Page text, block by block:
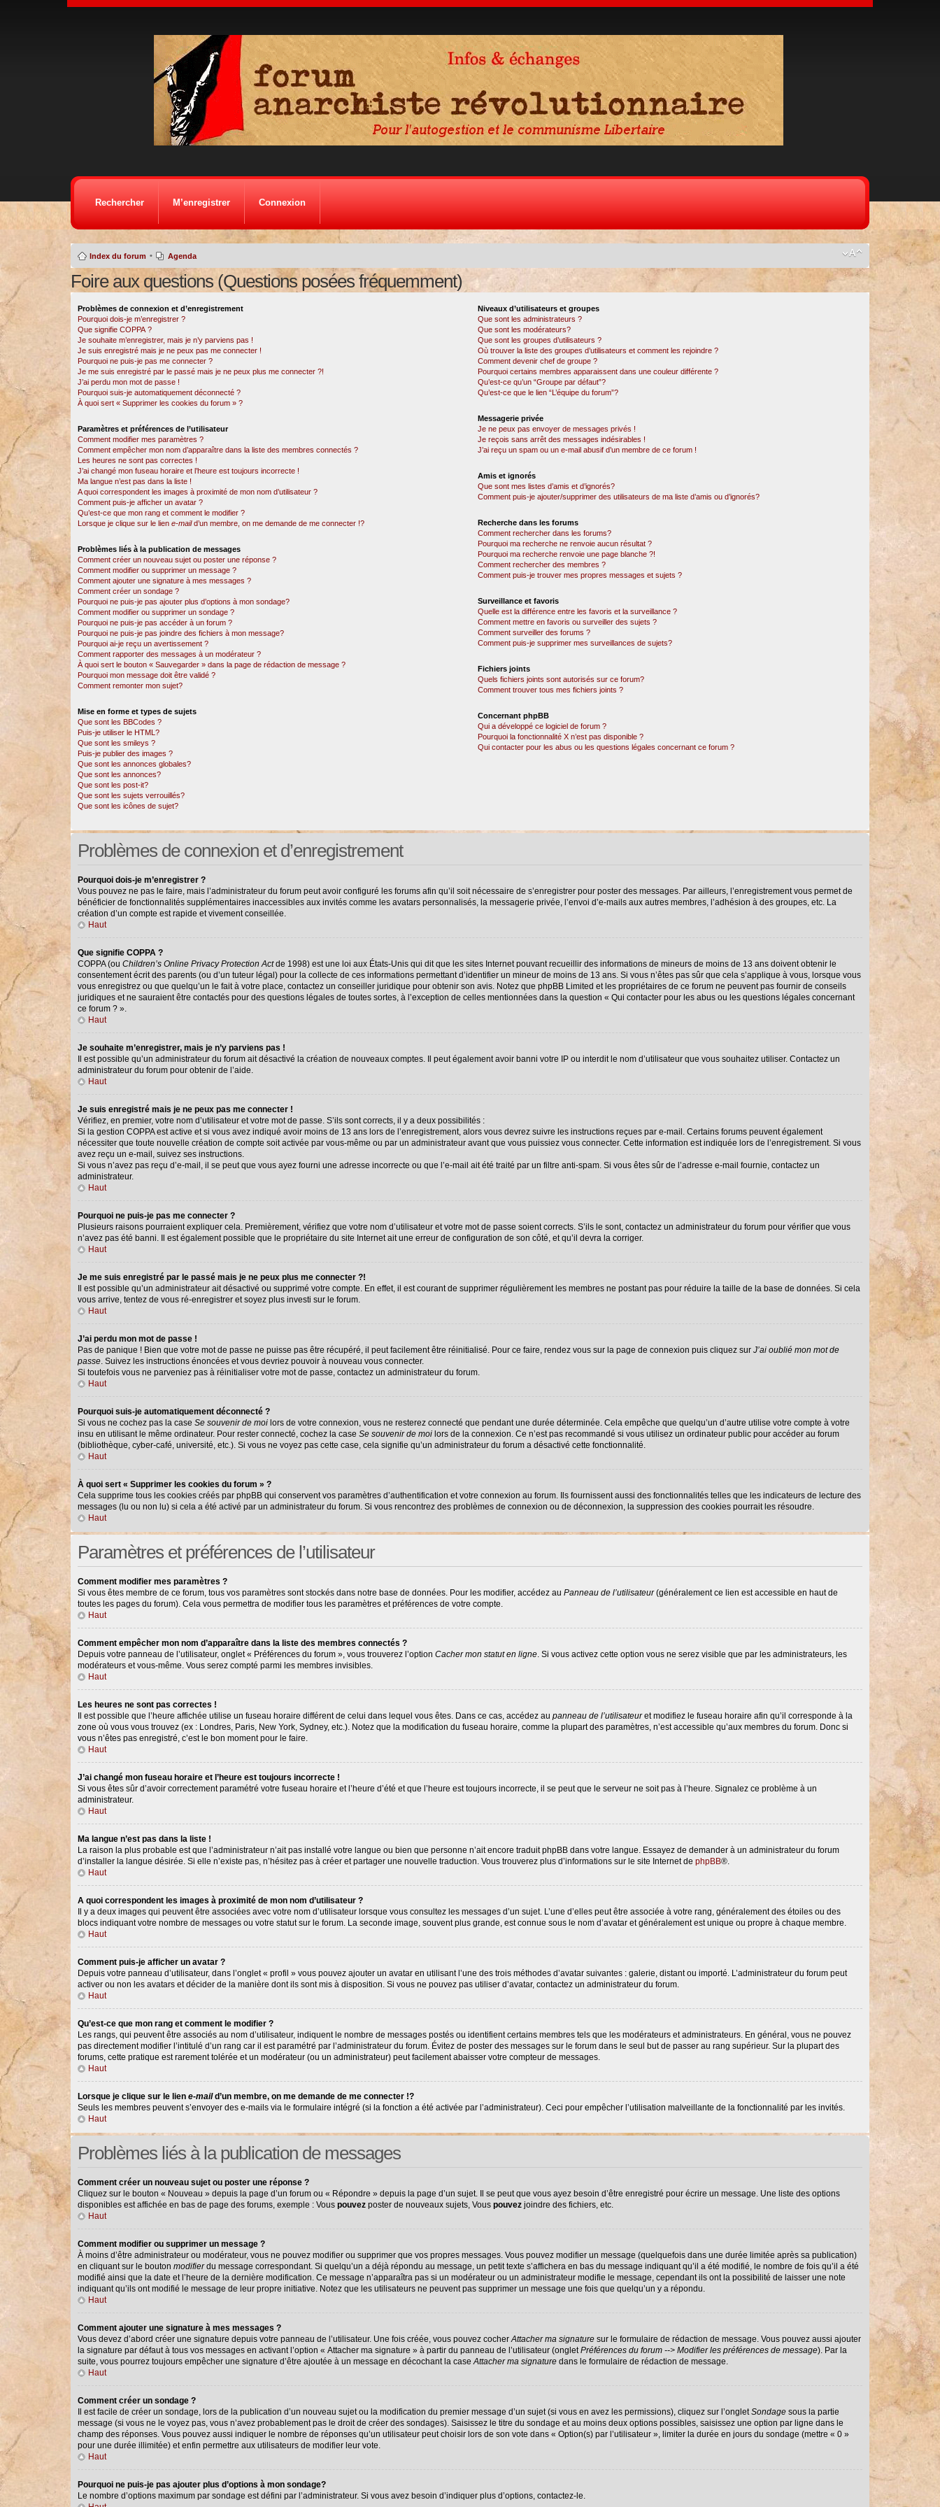
Rechercher M’enregistrer Connexion
Index du forum • Agenda
Foire aux questions (Questions posées fréquemment)
Problèmes de connexion et d’enregistrement
Pourquoi dois-je m’enregistrer ?
Que signifie COPPA ?
Je souhaite m’enregistrer, mais je n’y parviens pas !
Je suis enregistré mais je ne peux pas me connecter !
Pourquoi ne puis-je pas me connecter ?
Je me suis enregistré par le passé mais je ne peux plus me connecter ?!
J’ai perdu mon mot de passe !
Pourquoi suis-je automatiquement déconnecté ?
À quoi sert « Supprimer les cookies du forum » ?
Paramètres et préférences de l’utilisateur
Comment modifier mes paramètres ?
Comment empêcher mon nom d’apparaître dans la liste des membres connectés ?
Les heures ne sont pas correctes !
J’ai changé mon fuseau horaire et l’heure est toujours incorrecte !
Ma langue n’est pas dans la liste !
A quoi correspondent les images à proximité de mon nom d’utilisateur ?
Comment puis-je afficher un avatar ?
Qu’est-ce que mon rang et comment le modifier ?
Lorsque je clique sur le lien e-maild’un membre, on me demande de me connecter !?
Problèmes liés à la publication de messages
Comment créer un nouveau sujet ou poster une réponse ?
Comment modifier ou supprimer un message ?
Comment ajouter une signature à mes messages ?
Comment créer un sondage ?
Pourquoi ne puis-je pas ajouter plus d’options à mon sondage?
Comment modifier ou supprimer un sondage ?
Pourquoi ne puis-je pas accéder à un forum ?
Pourquoi ne puis-je pas joindre des fichiers à mon message?
Pourquoi ai-je reçu un avertissement ?
Comment rapporter des messages à un modérateur ?
À quoi sert le bouton « Sauvegarder » dans la page de rédaction de message ?
Pourquoi mon message doit être validé ?
Comment remonter mon sujet?
Mise en forme et types de sujets
Que sont les BBCodes ?
Puis-je utiliser le HTML?
Que sont les smileys ?
Puis-je publier des images ?
Que sont les annonces globales?
Que sont les annonces?
Que sont les post-it?
Que sont les sujets verrouillés?
Que sont les icônes de sujet?
Niveaux d’utilisateurs et groupes
Que sont les administrateurs ?
Que sont les modérateurs?
Que sont les groupes d’utilisateurs ?
Où trouver la liste des groupes d’utilisateurs et comment les rejoindre ?
Comment devenir chef de groupe ?
Pourquoi certains membres apparaissent dans une couleur différente ?
Qu’est-ce qu’un “Groupe par défaut”?
Qu’est-ce que le lien “L’équipe du forum”?
Messagerie privée
Je ne peux pas envoyer de messages privés !
Je reçois sans arrêt des messages indésirables !
J’ai reçu un spam ou un e-mail abusif d’un membre de ce forum !
Amis et ignorés
Que sont mes listes d’amis et d’ignorés?
Comment puis-je ajouter/supprimer des utilisateurs de ma liste d’amis ou d’ignorés?
Recherche dans les forums
Comment rechercher dans les forums?
Pourquoi ma recherche ne renvoie aucun résultat ?
Pourquoi ma recherche renvoie une page blanche ?!
Comment rechercher des membres ?
Comment puis-je trouver mes propres messages et sujets ?
Surveillance et favoris
Quelle est la différence entre les favoris et la surveillance ?
Comment mettre en favoris ou surveiller des sujets ?
Comment surveiller des forums ?
Comment puis-je supprimer mes surveillances de sujets?
Fichiers joints
Quels fichiers joints sont autorisés sur ce forum?
Comment trouver tous mes fichiers joints ?
Concernant phpBB
Qui a développé ce logiciel de forum ?
Pourquoi la fonctionnalité X n’est pas disponible ?
Qui contacter pour les abus ou les questions légales concernant ce forum ?
Problèmes de connexion et d’enregistrement
Pourquoi dois-je m’enregistrer ?
Vous pouvez ne pas le faire, mais l’administrateur du forum peut avoir configuré les forums afin qu’il soit nécessaire de s’enregistrer pour poster des messages. Par ailleurs, l’enregistrement vous permet de
bénéficier de fonctionnalités supplémentaires inaccessibles aux invités comme les avatars personnalisés, la messagerie privée, l’envoi d’e-mails aux autres membres, l’adhésion à des groupes, etc. La
création d’un compte est rapide et vivement conseillée.
Haut
Que signifie COPPA ?
COPPA (ou Children’s Online Privacy Protection Actde 1998) est une loi aux États-Unis qui dit que les sites Internet pouvant recueillir des informations de mineurs de moins de 13 ans doivent obtenir le
consentement écrit des parents (ou d’un tuteur légal) pour la collecte de ces informations permettant d’identifier un mineur de moins de 13 ans. Si vous n’êtes pas sûr que cela s’applique à vous, lorsque vous
vous enregistrez ou que quelqu’un le fait à votre place, contactez un conseiller juridique pour obtenir son avis. Notez que phpBB Limited et les propriétaires de ce forum ne peuvent pas fournir de conseils
juridiques et ne sauraient être contactés pour des questions légales de toutes sortes, à l’exception de celles mentionnées dans la question « Qui contacter pour les abus ou les questions légales concernant
ce forum ? ».
Haut
Je souhaite m’enregistrer, mais je n’y parviens pas !
Il est possible qu’un administrateur du forum ait désactivé la création de nouveaux comptes. Il peut également avoir banni votre IP ou interdit le nom d’utilisateur que vous souhaitez utiliser. Contactez un
administrateur du forum pour obtenir de l’aide.
Haut
Je suis enregistré mais je ne peux pas me connecter !
Vérifiez, en premier, votre nom d’utilisateur et votre mot de passe. S’ils sont corrects, il y a deux possibilités :
Si la gestion COPPA est active et si vous avez indiqué avoir moins de 13 ans lors de l’enregistrement, alors vous devrez suivre les instructions reçues par e-mail. Certains forums peuvent également
nécessiter que toute nouvelle création de compte soit activée par vous-même ou par un administrateur avant que vous puissiez vous connecter. Cette information est indiquée lors de l’enregistrement. Si vous
avez reçu un e-mail, suivez ses instructions.
Si vous n’avez pas reçu d’e-mail, il se peut que vous ayez fourni une adresse incorrecte ou que l’e-mail ait été traité par un filtre anti-spam. Si vous êtes sûr de l’adresse e-mail fournie, contactez un
administrateur.
Haut
Pourquoi ne puis-je pas me connecter ?
Plusieurs raisons pourraient expliquer cela. Premièrement, vérifiez que votre nom d’utilisateur et votre mot de passe soient corrects. S’ils le sont, contactez un administrateur du forum pour vérifier que vous
n’avez pas été banni. Il est également possible que le propriétaire du site Internet ait une erreur de configuration de son côté, et qu’il devra la corriger.
Haut
Je me suis enregistré par le passé mais je ne peux plus me connecter ?!
Il est possible qu’un administrateur ait désactivé ou supprimé votre compte. En effet, il est courant de supprimer régulièrement les membres ne postant pas pour réduire la taille de la base de données. Si cela
vous arrive, tentez de vous ré-enregistrer et soyez plus investi sur le forum.
Haut
J’ai perdu mon mot de passe !
Pas de panique ! Bien que votre mot de passe ne puisse pas être récupéré, il peut facilement être réinitialisé. Pour ce faire, rendez vous sur la page de connexion puis cliquez sur J’ai oublié mon mot de
passe. Suivez les instructions énoncées et vous devriez pouvoir à nouveau vous connecter.
Si toutefois vous ne parveniez pas à réinitialiser votre mot de passe, contactez un administrateur du forum.
Haut
Pourquoi suis-je automatiquement déconnecté ?
Si vous ne cochez pas la case Se souvenir de moilors de votre connexion, vous ne resterez connecté que pendant une durée déterminée. Cela empêche que quelqu’un d’autre utilise votre compte à votre
insu en utilisant le même ordinateur. Pour rester connecté, cochez la case Se souvenir de moilors de la connexion. Ce n’est pas recommandé si vous utilisez un ordinateur public pour accéder au forum
(bibliothèque, cyber-café, université, etc.). Si vous ne voyez pas cette case, cela signifie qu’un administrateur du forum a désactivé cette fonctionnalité.
Haut
À quoi sert « Supprimer les cookies du forum » ?
Cela supprime tous les cookies créés par phpBB qui conservent vos paramètres d’authentification et votre connexion au forum. Ils fournissent aussi des fonctionnalités telles que les indicateurs de lecture des
messages (lu ou non lu) si cela a été activé par un administrateur du forum. Si vous rencontrez des problèmes de connexion ou de déconnexion, la suppression des cookies pourrait les résoudre.
Haut
Paramètres et préférences de l’utilisateur
Comment modifier mes paramètres ?
Si vous êtes membre de ce forum, tous vos paramètres sont stockés dans notre base de données. Pour les modifier, accédez au Panneau de l’utilisateur(généralement ce lien est accessible en haut de
toutes les pages du forum). Cela vous permettra de modifier tous les paramètres et préférences de votre compte.
Haut
Comment empêcher mon nom d’apparaître dans la liste des membres connectés ?
Depuis votre panneau de l’utilisateur, onglet « Préférences du forum », vous trouverez l’option Cacher mon statut en ligne. Si vous activez cette option vous ne serez visible que par les administrateurs, les
modérateurs et vous-même. Vous serez compté parmi les membres invisibles.
Haut
Les heures ne sont pas correctes !
Il est possible que l’heure affichée utilise un fuseau horaire différent de celui dans lequel vous êtes. Dans ce cas, accédez au panneau de l’utilisateuret modifiez le fuseau horaire afin qu’il corresponde à la
zone où vous vous trouvez (ex : Londres, Paris, New York, Sydney, etc.). Notez que la modification du fuseau horaire, comme la plupart des paramètres, n’est accessible qu’aux membres du forum. Donc si
vous n’êtes pas enregistré, c’est le bon moment pour le faire.
Haut
J’ai changé mon fuseau horaire et l’heure est toujours incorrecte !
Si vous êtes sûr d’avoir correctement paramétré votre fuseau horaire et l’heure d’été et que l’heure est toujours incorrecte, il se peut que le serveur ne soit pas à l’heure. Signalez ce problème à un
administrateur.
Haut
Ma langue n’est pas dans la liste !
La raison la plus probable est que l’administrateur n’ait pas installé votre langue ou bien que personne n’ait encore traduit phpBB dans votre langue. Essayez de demander à un administrateur du forum
d’installer la langue désirée. Si elle n’existe pas, n’hésitez pas à créer et partager une nouvelle traduction. Vous trouverez plus d’informations sur le site Internet de phpBB®.
Haut
A quoi correspondent les images à proximité de mon nom d’utilisateur ?
Il y a deux images qui peuvent être associées avec votre nom d’utilisateur lorsque vous consultez les messages d’un sujet. L’une d’elles peut être associée à votre rang, généralement des étoiles ou des
blocs indiquant votre nombre de messages ou votre statut sur le forum. La seconde image, souvent plus grande, est connue sous le nom d’avatar et généralement est unique ou propre à chaque membre.
Haut
Comment puis-je afficher un avatar ?
Depuis votre panneau d’utilisateur, dans l’onglet « profil » vous pouvez ajouter un avatar en utilisant l’une des trois méthodes d’avatar suivantes : galerie, distant ou importé. L’administrateur du forum peut
activer ou non les avatars et décider de la manière dont ils sont mis à disposition. Si vous ne pouvez pas utiliser d’avatar, contactez un administrateur du forum.
Haut
Qu’est-ce que mon rang et comment le modifier ?
Les rangs, qui peuvent être associés au nom d’utilisateur, indiquent le nombre de messages postés ou identifient certains membres tels que les modérateurs et administrateurs. En général, vous ne pouvez
pas directement modifier l’intitulé d’un rang car il est paramétré par l’administrateur du forum. Évitez de poster des messages sur le forum dans le seul but de passer au rang supérieur. Sur la plupart des
forums, cette pratique est rarement tolérée et un modérateur (ou un administrateur) peut facilement abaisser votre compteur de messages.
Haut
Lorsque je clique sur le lien e-maild’un membre, on me demande de me connecter !?
Seuls les membres peuvent s’envoyer des e-mails via le formulaire intégré (si la fonction a été activée par l’administrateur). Ceci pour empêcher l’utilisation malveillante de la fonctionnalité par les invités.
Haut
Problèmes liés à la publication de messages
Comment créer un nouveau sujet ou poster une réponse ?
Cliquez sur le bouton « Nouveau » depuis la page d’un forum ou « Répondre » depuis la page d’un sujet. Il se peut que vous ayez besoin d’être enregistré pour écrire un message. Une liste des options
disponibles est affichée en bas de page des forums, exemple : Vous pouvezposter de nouveaux sujets, Vous pouvezjoindre des fichiers, etc.
Haut
Comment modifier ou supprimer un message ?
À moins d’être administrateur ou modérateur, vous ne pouvez modifier ou supprimer que vos propres messages. Vous pouvez modifier un message (quelquefois dans une durée limitée après sa publication)
en cliquant sur le bouton modifierdu message correspondant. Si quelqu’un a déjà répondu au message, un petit texte s’affichera en bas du message indiquant qu’il a été modifié, le nombre de fois qu’il a été
modifié ainsi que la date et l’heure de la dernière modification. Ce message n’apparaîtra pas si un modérateur ou un administrateur modifie le message, cependant ils ont la possibilité de laisser une note
indiquant qu’ils ont modifié le message de leur propre initiative. Notez que les utilisateurs ne peuvent pas supprimer un message une fois que quelqu’un y a répondu.
Haut
Comment ajouter une signature à mes messages ?
Vous devez d’abord créer une signature depuis votre panneau de l’utilisateur. Une fois créée, vous pouvez cocherAttacher ma signaturesur le formulaire de rédaction de message. Vous pouvez aussi ajouter
la signature par défaut à tous vos messages en activant l’option « Attacher ma signature » à partir du panneau de l’utilisateur (ongletPréférences du forum --> Modifier les préférences de message). Par la
suite, vous pourrez toujours empêcher une signature d’être ajoutée à un message en décochant la caseAttacher ma signaturedans le formulaire de rédaction de message.
Haut
Comment créer un sondage ?
Il est facile de créer un sondage, lors de la publication d’un nouveau sujet ou la modification du premier message d’un sujet (si vous en avez les permissions), cliquez sur l’ongletSondagesous la partie
message (si vous ne le voyez pas, vous n’avez probablement pas le droit de créer des sondages). Saisissez le titre du sondage et au moins deux options possibles, saisissez une option par ligne dans le
champ des réponses. Vous pouvez aussi indiquer le nombre de réponses qu’un utilisateur peut choisir lors de son vote dans « Option(s) par l’utilisateur », limiter la durée en jours du sondage (mettre « 0 »
pour une durée illimitée) et enfin permettre aux utilisateurs de modifier leur vote.
Haut
Pourquoi ne puis-je pas ajouter plus d’options à mon sondage?
Le nombre d’options maximum par sondage est défini par l’administrateur. Si vous avez besoin d’indiquer plus d’options, contactez-le.